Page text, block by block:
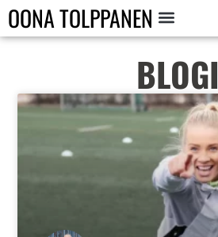
OONA TOLPPANEN
BLOGI